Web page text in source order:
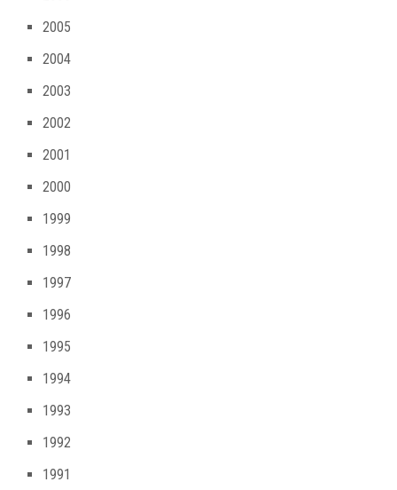
2005
2004
2003
2002
2001
2000
1999
1998
1997
1996
1995
1994
1993
1992
1991